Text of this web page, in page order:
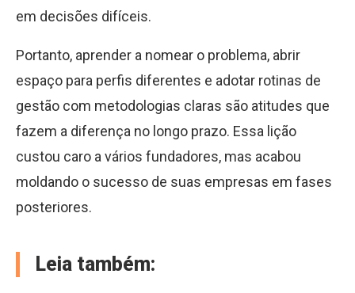
em decisões difíceis.
Portanto, aprender a nomear o problema, abrir
espaço para perfis diferentes e adotar rotinas de
gestão com metodologias claras são atitudes que
fazem a diferença no longo prazo. Essa lição
custou caro a vários fundadores, mas acabou
moldando o sucesso de suas empresas em fases
posteriores.
Leia também: